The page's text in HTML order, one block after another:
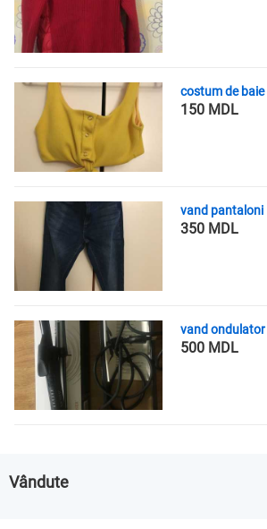
costum de baie
150 MDL
vand pantaloni
350 MDL
vand ondulator
500 MDL
Vândute